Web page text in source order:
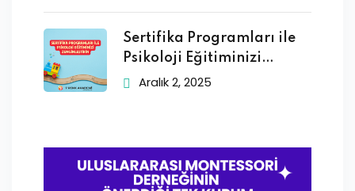
Sertifika Programları ile
Psikoloji Eğitiminizi
Zenginleştirin
Aralık 2, 2025